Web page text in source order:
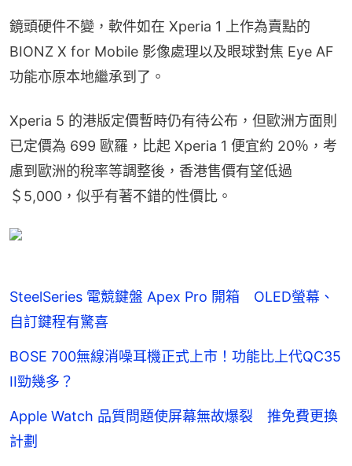
鏡頭硬件不變，軟件如在 Xperia 1 上作為賣點的
BIONZ X for Mobile 影像處理以及眼球對焦 Eye AF
功能亦原本地繼承到了。
Xperia 5 的港版定價暫時仍有待公布，但歐洲方面則
已定價為 699 歐羅，比起 Xperia 1 便宜約 20％，考
慮到歐洲的稅率等調整後，香港售價有望低過
＄5,000，似乎有著不錯的性價比。
SteelSeries 電競鍵盤 Apex Pro 開箱 OLED螢幕、
自訂鍵程有驚喜
BOSE 700無線消噪耳機正式上市！功能比上代QC35
II勁幾多？
Apple Watch 品質問題使屏幕無故爆裂 推免費更換
計劃